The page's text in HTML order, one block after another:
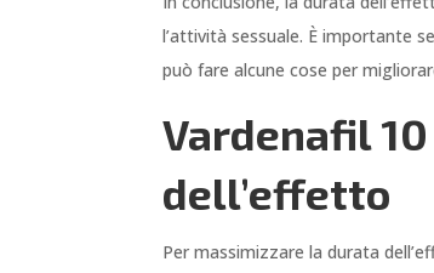
l’attività sessuale. È importante
può fare alcune cose per
Vardenafil
dell’effetto
Per massimizzare la durata